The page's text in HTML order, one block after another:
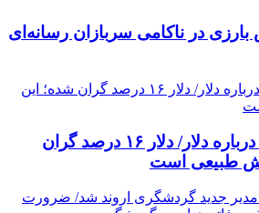
در ناکامی سربازان رسانه‌ای
اظهارات همتی درباره دلار/ دلار ۱۶ درصد گران
طبیعی است